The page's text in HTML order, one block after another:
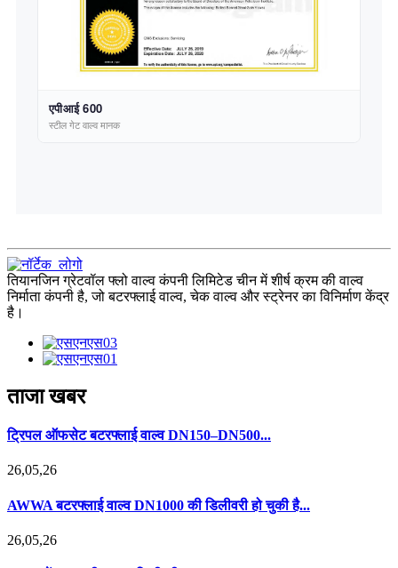
एपीआई 600
स्टील गेट वाल्व मानक
तियानजिन ग्रेटवॉल फ्लो वाल्व कंपनी लिमिटेड चीन में शीर्ष क्रम की वाल्व
निर्माता कंपनी है, जो बटरफ्लाई वाल्व, चेक वाल्व और स्ट्रेनर का विनिर्माण केंद्र
है।
ताजा खबर
ट्रिपल ऑफसेट बटरफ्लाई वाल्व DN150–DN500...
26,05,26
AWWA बटरफ्लाई वाल्व DN1000 की डिलीवरी हो चुकी है...
26,05,26